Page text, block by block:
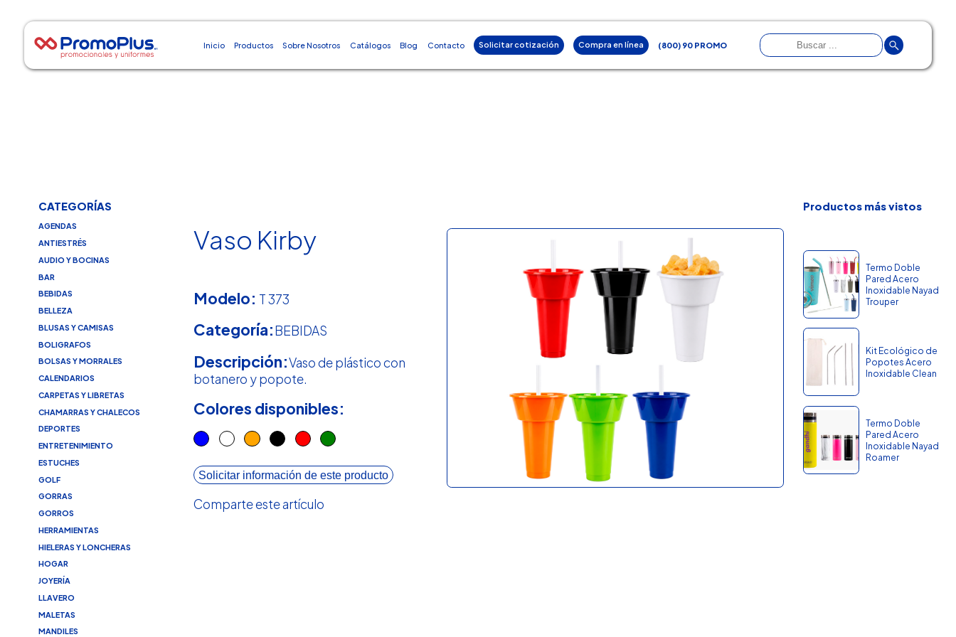
Inicio Productos Sobre Nosotros Catálogos Blog Contacto Solicitar cotización Compra en línea (800) 90 PROMO
CATEGORÍAS
AGENDAS
ANTIESTRÉS
AUDIO Y BOCINAS
BAR
BEBIDAS
BELLEZA
BLUSAS Y CAMISAS
BOLIGRAFOS
BOLSAS Y MORRALES
CALENDARIOS
CARPETAS Y LIBRETAS
CHAMARRAS Y CHALECOS
DEPORTES
ENTRETENIMIENTO
ESTUCHES
GOLF
GORRAS
GORROS
HERRAMIENTAS
HIELERAS Y LONCHERAS
HOGAR
JOYERÍA
LLAVERO
MALETAS
MANDILES
Vaso Kirby
Modelo: T 373
Categoría:BEBIDAS
Descripción:Vaso de plástico con
botanero y popote.
Colores disponibles:
Solicitar información de este producto
Comparte este artículo
Productos más vistos
Termo Doble
Pared Acero
Inoxidable Nayad
Trouper
Kit Ecológico de
Popotes Acero
Inoxidable Clean
Termo Doble
Pared Acero
Inoxidable Nayad
Roamer